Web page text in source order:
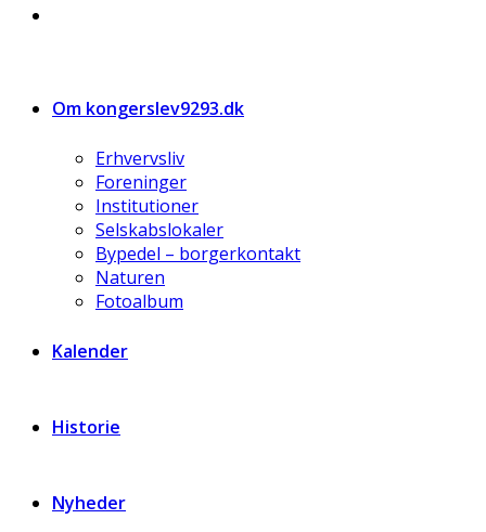
Om kongerslev9293.dk
Erhvervsliv
Foreninger
Institutioner
Selskabslokaler
Bypedel – borgerkontakt
Naturen
Fotoalbum
Kalender
Historie
Nyheder